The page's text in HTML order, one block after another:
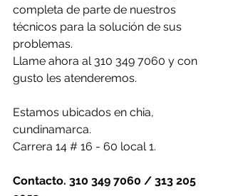
completa de parte de nuestros
técnicos para la solución de sus
problemas.
Llame ahora al 310 349 7060 y con
gusto les atenderemos.
Estamos ubicados en chia,
cundinamarca.
Carrera 14 # 16 - 60 local 1.
Contacto. 310 349 7060 / 313 205